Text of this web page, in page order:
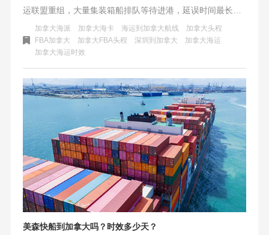
运联盟重组，大量集装箱船排队等待进港，延误时间最长可
达16天。温哥华GCT Delta和DP World centerterm码头利用
率高，泊位等待时间长，影响跨境物流时效，给依赖该港口
的中转和运输企业带来严峻挑战。
加拿大海派 加拿大海卡 海运到加拿大航线
加拿大头程
FBA加拿大
加拿大FBA头程 深圳到加拿大
加拿大海运
加拿大海运时效
美森快船到加拿大吗？时效多少天？